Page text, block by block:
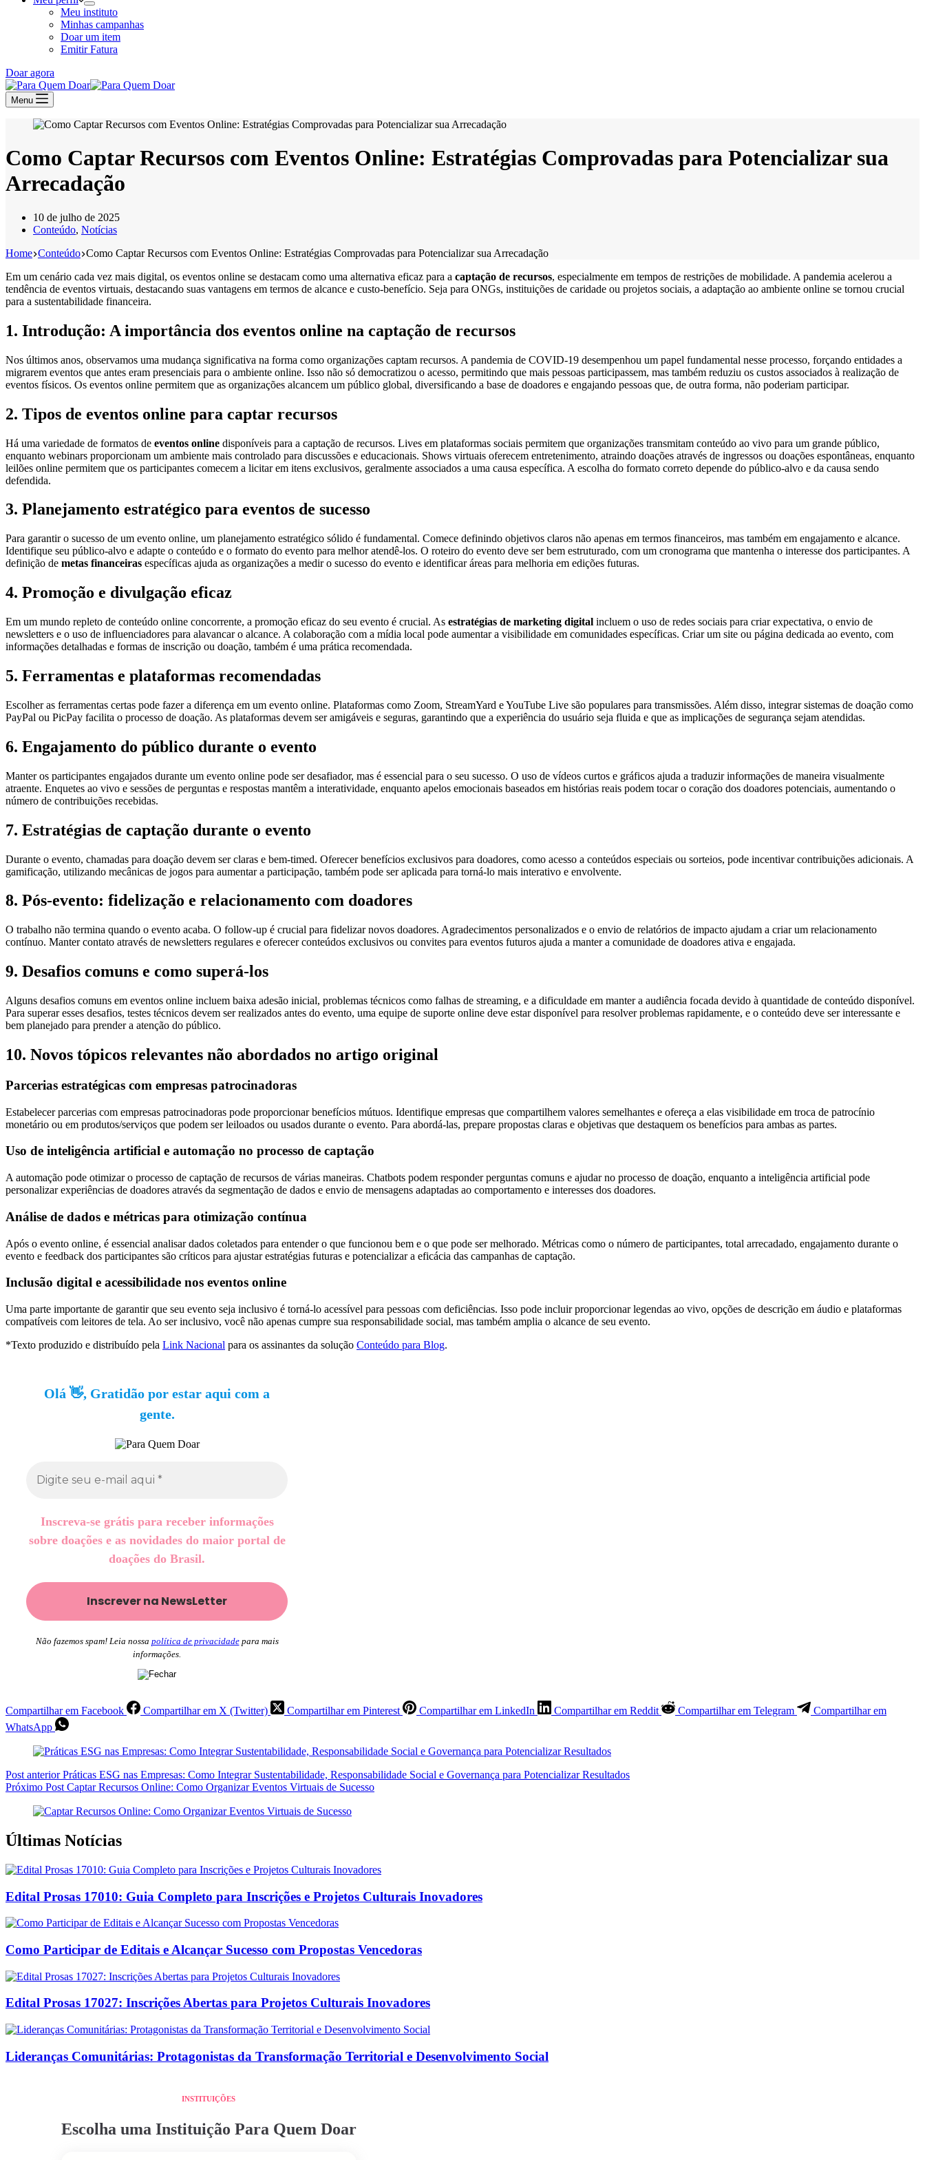
Meu instituto
Minhas campanhas
Doar um item
Emitir Fatura
Doar agora
Menu
Como Captar Recursos com Eventos Online: Estratégias Comprovadas para Potencializar sua
Arrecadação
10 de julho de 2025
Conteúdo, Notícias
Home Conteúdo Como Captar Recursos com Eventos Online: Estratégias Comprovadas para Potencializar sua Arrecadação
Em um cenário cada vez mais digital, os eventos online se destacam como uma alternativa eficaz para a captação de recursos, especialmente em tempos de restrições de mobilidade. A pandemia acelerou a
tendência de eventos virtuais, destacando suas vantagens em termos de alcance e custo-benefício. Seja para ONGs, instituições de caridade ou projetos sociais, a adaptação ao ambiente online se tornou crucial
para a sustentabilidade financeira.
1. Introdução: A importância dos eventos online na captação de recursos
Nos últimos anos, observamos uma mudança significativa na forma como organizações captam recursos. A pandemia de COVID-19 desempenhou um papel fundamental nesse processo, forçando entidades a
migrarem eventos que antes eram presenciais para o ambiente online. Isso não só democratizou o acesso, permitindo que mais pessoas participassem, mas também reduziu os custos associados à realização de
eventos físicos. Os eventos online permitem que as organizações alcancem um público global, diversificando a base de doadores e engajando pessoas que, de outra forma, não poderiam participar.
2. Tipos de eventos online para captar recursos
Há uma variedade de formatos de eventos online disponíveis para a captação de recursos. Lives em plataformas sociais permitem que organizações transmitam conteúdo ao vivo para um grande público,
enquanto webinars proporcionam um ambiente mais controlado para discussões e educacionais. Shows virtuais oferecem entretenimento, atraindo doações através de ingressos ou doações espontâneas, enquanto
leilões online permitem que os participantes comecem a licitar em itens exclusivos, geralmente associados a uma causa específica. A escolha do formato correto depende do público-alvo e da causa sendo
defendida.
3. Planejamento estratégico para eventos de sucesso
Para garantir o sucesso de um evento online, um planejamento estratégico sólido é fundamental. Comece definindo objetivos claros não apenas em termos financeiros, mas também em engajamento e alcance.
Identifique seu público-alvo e adapte o conteúdo e o formato do evento para melhor atendê-los. O roteiro do evento deve ser bem estruturado, com um cronograma que mantenha o interesse dos participantes. A
definição de metas financeiras específicas ajuda as organizações a medir o sucesso do evento e identificar áreas para melhoria em edições futuras.
4. Promoção e divulgação eficaz
Em um mundo repleto de conteúdo online concorrente, a promoção eficaz do seu evento é crucial. As estratégias de marketing digital incluem o uso de redes sociais para criar expectativa, o envio de
newsletters e o uso de influenciadores para alavancar o alcance. A colaboração com a mídia local pode aumentar a visibilidade em comunidades específicas. Criar um site ou página dedicada ao evento, com
informações detalhadas e formas de inscrição ou doação, também é uma prática recomendada.
5. Ferramentas e plataformas recomendadas
Escolher as ferramentas certas pode fazer a diferença em um evento online. Plataformas como Zoom, StreamYard e YouTube Live são populares para transmissões. Além disso, integrar sistemas de doação como
PayPal ou PicPay facilita o processo de doação. As plataformas devem ser amigáveis e seguras, garantindo que a experiência do usuário seja fluida e que as implicações de segurança sejam atendidas.
6. Engajamento do público durante o evento
Manter os participantes engajados durante um evento online pode ser desafiador, mas é essencial para o seu sucesso. O uso de vídeos curtos e gráficos ajuda a traduzir informações de maneira visualmente
atraente. Enquetes ao vivo e sessões de perguntas e respostas mantêm a interatividade, enquanto apelos emocionais baseados em histórias reais podem tocar o coração dos doadores potenciais, aumentando o
número de contribuições recebidas.
7. Estratégias de captação durante o evento
Durante o evento, chamadas para doação devem ser claras e bem-timed. Oferecer benefícios exclusivos para doadores, como acesso a conteúdos especiais ou sorteios, pode incentivar contribuições adicionais. A
gamificação, utilizando mecânicas de jogos para aumentar a participação, também pode ser aplicada para torná-lo mais interativo e envolvente.
8. Pós-evento: fidelização e relacionamento com doadores
O trabalho não termina quando o evento acaba. O follow-up é crucial para fidelizar novos doadores. Agradecimentos personalizados e o envio de relatórios de impacto ajudam a criar um relacionamento
contínuo. Manter contato através de newsletters regulares e oferecer conteúdos exclusivos ou convites para eventos futuros ajuda a manter a comunidade de doadores ativa e engajada.
9. Desafios comuns e como superá-los
Alguns desafios comuns em eventos online incluem baixa adesão inicial, problemas técnicos como falhas de streaming, e a dificuldade em manter a audiência focada devido à quantidade de conteúdo disponível.
Para superar esses desafios, testes técnicos devem ser realizados antes do evento, uma equipe de suporte online deve estar disponível para resolver problemas rapidamente, e o conteúdo deve ser interessante e
bem planejado para prender a atenção do público.
10. Novos tópicos relevantes não abordados no artigo original
Parcerias estratégicas com empresas patrocinadoras
Estabelecer parcerias com empresas patrocinadoras pode proporcionar benefícios mútuos. Identifique empresas que compartilhem valores semelhantes e ofereça a elas visibilidade em troca de patrocínio
monetário ou em produtos/serviços que podem ser leiloados ou usados durante o evento. Para abordá-las, prepare propostas claras e objetivas que destaquem os benefícios para ambas as partes.
Uso de inteligência artificial e automação no processo de captação
A automação pode otimizar o processo de captação de recursos de várias maneiras. Chatbots podem responder perguntas comuns e ajudar no processo de doação, enquanto a inteligência artificial pode
personalizar experiências de doadores através da segmentação de dados e envio de mensagens adaptadas ao comportamento e interesses dos doadores.
Análise de dados e métricas para otimização contínua
Após o evento online, é essencial analisar dados coletados para entender o que funcionou bem e o que pode ser melhorado. Métricas como o número de participantes, total arrecadado, engajamento durante o
evento e feedback dos participantes são críticos para ajustar estratégias futuras e potencializar a eficácia das campanhas de captação.
Inclusão digital e acessibilidade nos eventos online
Uma parte importante de garantir que seu evento seja inclusivo é torná-lo acessível para pessoas com deficiências. Isso pode incluir proporcionar legendas ao vivo, opções de descrição em áudio e plataformas
compatíveis com leitores de tela. Ao ser inclusivo, você não apenas cumpre sua responsabilidade social, mas também amplia o alcance de seu evento.
*Texto produzido e distribuído pela Link Nacional para os assinantes da solução Conteúdo para Blog.
Olá 👋, Gratidão por estar aqui com a
gente.
Inscreva-se grátis para receber informações
sobre doações e as novidades do maior portal de
doações do Brasil.
Não fazemos spam! Leia nossa política de privacidadepara mais
informações.
Compartilhar em Facebook Compartilhar em X (Twitter) Compartilhar em Pinterest Compartilhar em LinkedIn Compartilhar em Reddit Compartilhar em Telegram
Compartilhar em
WhatsApp
Post anteriorPráticas ESG nas Empresas: Como Integrar Sustentabilidade, Responsabilidade Social e Governança para Potencializar Resultados
Próximo Post Captar Recursos Online: Como Organizar Eventos Virtuais de Sucesso
Últimas Notícias
Edital Prosas 17010: Guia Completo para Inscrições e Projetos Culturais Inovadores
Como Participar de Editais e Alcançar Sucesso com Propostas Vencedoras
Edital Prosas 17027: Inscrições Abertas para Projetos Culturais Inovadores
Lideranças Comunitárias: Protagonistas da Transformação Territorial e Desenvolvimento Social
INSTITUIÇÕES
Escolha uma Instituição Para Quem Doar